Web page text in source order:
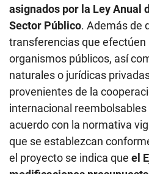
provenientes de la
internacional reembolsables
acuerdo con la normativa
que se establezcan
el proyecto se indica queel
modificaciones
institucional que se
consecuencia de las
demandar recursos
Cárdenas comenta que